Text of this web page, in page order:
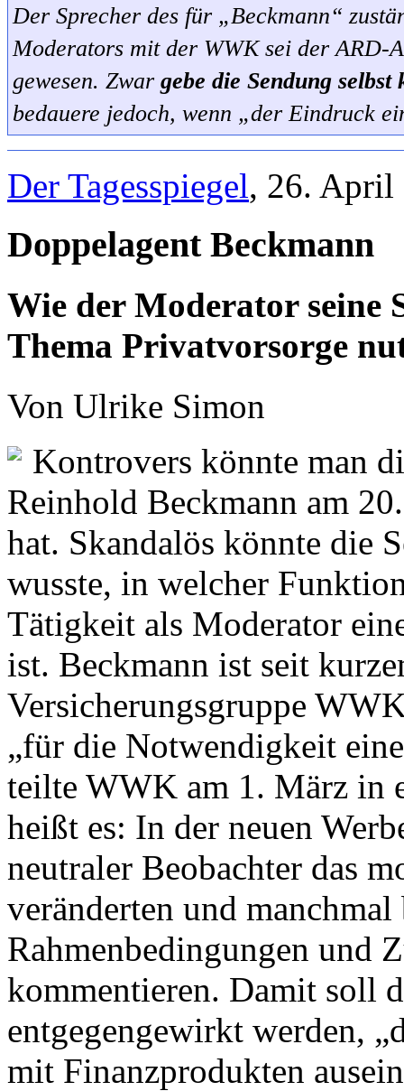
Der Sprecher des für „Beckmann“
Moderators mit der WWK sei der ARD-
gewesen. Zwar gebe die Sendung
bedauere jedoch, wenn „der Eindruck
Der Tagesspiegel, 26. April
Doppelagent Beckmann
Wie der Moderator seine
Thema Privatvorsorge
Von Ulrike Simon
Kontrovers könnte man
Reinhold Beckmann am
hat. Skandalös könnte die
wusste, in welcher
Tätigkeit als Moderator
ist. Beckmann ist seit
Versicherungsgruppe
„für die Notwendigkeit
teilte WWK am 1. März in
heißt es: In der neuen
neutraler Beobachter das
veränderten und manchmal
Rahmenbedingungen und
kommentieren. Damit soll
entgegengewirkt werden,
mit Finanzprodukten